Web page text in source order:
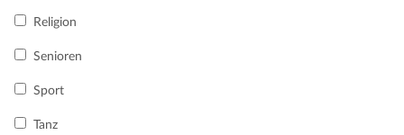
Religion
Senioren
Sport
Tanz